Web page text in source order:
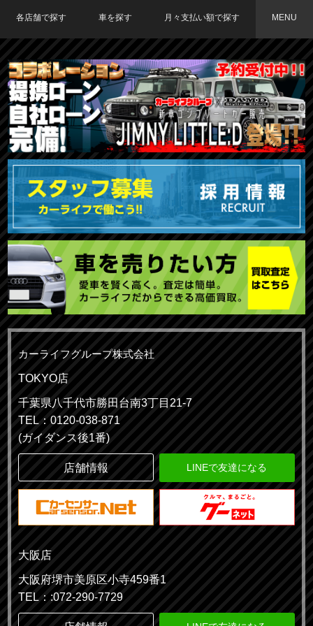
各店舗で探す
TOKYO店在庫車両
大阪店在庫車両
福岡店在庫車両
車を探す
車種で探す
メーカーで探す
月々支払い額で探す
〜19,999円
20,000円〜29,999円
30,000円〜39,999円
40,000円〜49,999円
50,000円〜
MENU
カーライフグループ株式会社
TOKYO店
千葉県八千代市勝田台南3丁目21-7
TEL：0120-038-871
(ガイダンス後1番)
店舗情報 LINEで友達になる
大阪店
大阪府堺市美原区小寺459番1
TEL：:072-290-7729